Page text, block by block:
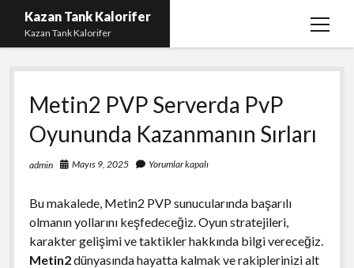
Kazan Tank Kalorifer
Kazan Tank Kalorifer
menüyü
Igtv Beğeni Çoğaltma
Liste
Sayfa Listesi
Spotify Dinlenme Yükseltme Hilesi
Twitter Gizli Hesap Yorumları
Metin2 PVP Serverda PvP
Oyununda Kazanmanın Sırları
admin Mayıs 9, 2025 Yorumlar kapalı
Bu makalede, Metin2 PVP sunucularında başarılı
olmanın yollarını keşfedeceğiz. Oyun stratejileri,
karakter gelişimi ve taktikler hakkında bilgi vereceğiz.
Metin2dünyasında hayatta kalmak ve rakiplerinizi alt